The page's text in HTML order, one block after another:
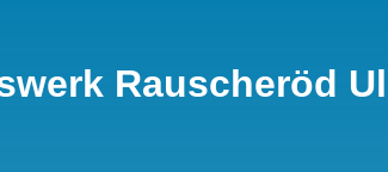
Rauscheröd